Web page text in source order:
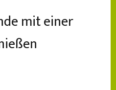
mit einer